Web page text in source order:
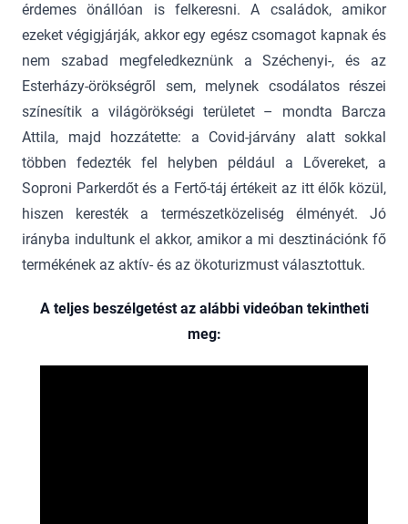
érdemes önállóan is felkeresni. A családok, amikor
ezeket végigjárják, akkor egy egész csomagot kapnak és
nem szabad megfeledkeznünk a Széchenyi-, és az
Esterházy-örökségről sem, melynek csodálatos részei
színesítik a világörökségi területet – mondta Barcza
Attila, majd hozzátette: a Covid-járvány alatt sokkal
többen fedezték fel helyben például a Lővereket, a
Soproni Parkerdőt és a Fertő-táj értékeit az itt élők közül,
hiszen keresték a természetközeliség élményét. Jó
irányba indultunk el akkor, amikor a mi desztinációnk fő
termékének az aktív- és az ökoturizmust választottuk.
A teljes beszélgetést az alábbi videóban tekintheti
meg: